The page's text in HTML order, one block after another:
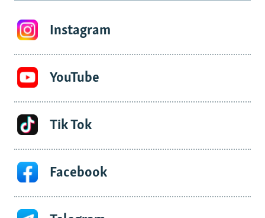
Instagram
YouTube
Tik Tok
Facebook